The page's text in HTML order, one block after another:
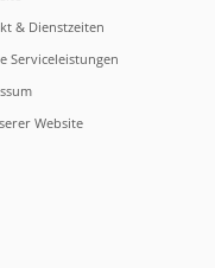
& Dienstzeiten
Serviceleistungen
Website